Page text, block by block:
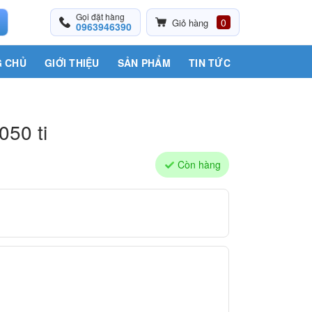
Gọi đặt hàng
0963946390 Giỏ hàng 0
CHỦ GIỚI THIỆU SẢN PHẨM TIN TỨC
ti
Còn hàng